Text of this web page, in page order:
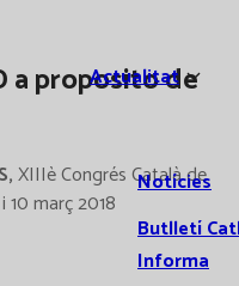
Actualitat
Notícies
Butlletí
Informa
a proposito de
XIIIè Congrés Català de
10 març 2018